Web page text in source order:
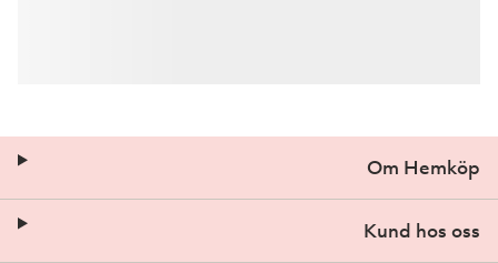
Om Hemköp
Kund hos oss